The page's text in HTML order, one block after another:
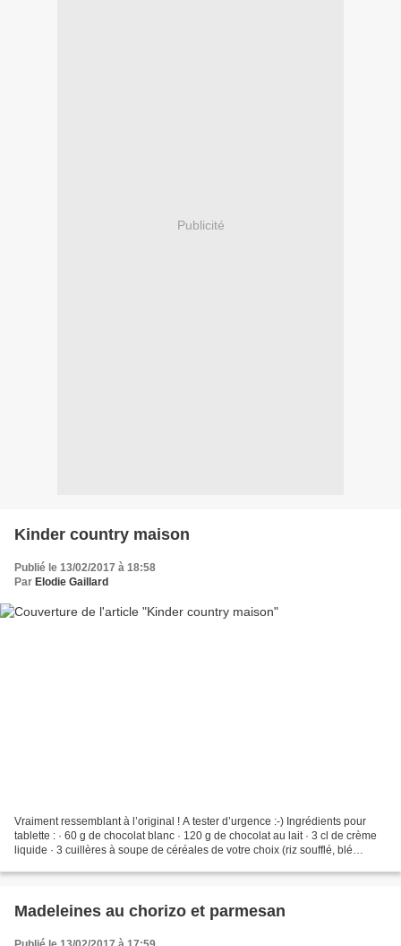
Publicité
Kinder country maison
Publié le 13/02/2017 à 18:58
Par Elodie Gaillard
Vraiment ressemblant à l’original ! A tester d’urgence :-) Ingrédients pour
tablette : · 60 g de chocolat blanc · 120 g de chocolat au lait · 3 cl de crème
liquide · 3 cuillères à soupe de céréales de votre choix (riz soufflé, blé
Madeleines au chorizo et parmesan